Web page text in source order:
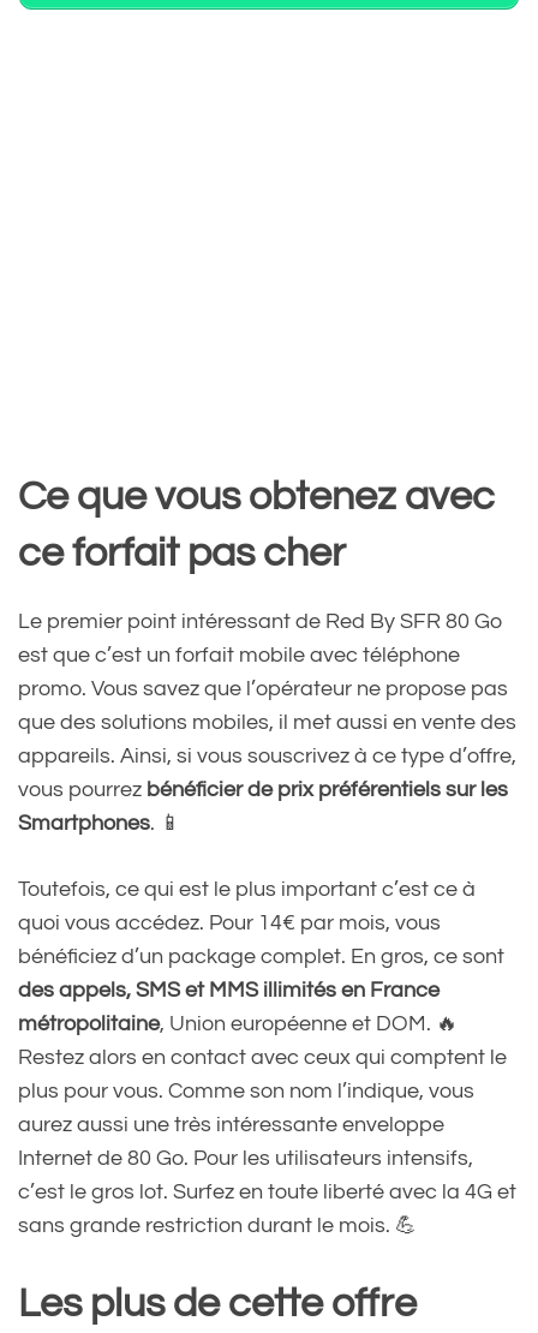
Ce que vous obtenez avec
ce forfait pas cher
Le premier point intéressant de Red By SFR 80 Go
est que c’est un forfait mobile avec téléphone
promo. Vous savez que l’opérateur ne propose pas
que des solutions mobiles, il met aussi en vente des
appareils. Ainsi, si vous souscrivez à ce type d’offre,
vous pourrez bénéficier de prix préférentiels sur les
Smartphones. 📱
Toutefois, ce qui est le plus important c’est ce à
quoi vous accédez. Pour 14€ par mois, vous
bénéficiez d’un package complet. En gros, ce sont
des appels, SMS et MMS illimités en France
métropolitaine, Union européenne et DOM. 🔥
Restez alors en contact avec ceux qui comptent le
plus pour vous. Comme son nom l’indique, vous
aurez aussi une très intéressante enveloppe
Internet de 80 Go. Pour les utilisateurs intensifs,
c’est le gros lot. Surfez en toute liberté avec la 4G et
sans grande restriction durant le mois. 💪
Les plus de cette offre